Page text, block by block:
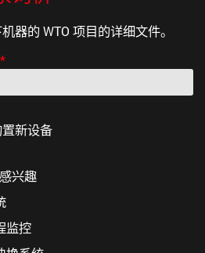
器的 WTO 项目的详细文件。
*
新设备
兴趣
监控